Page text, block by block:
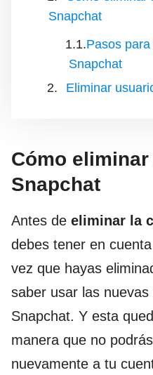
Snapchat
Pasos
Snapchat
Eliminar
Cómo
Snapchat
Antes de eliminar la
debes tener en
vez que hayas
saber usar las
Snapchat. Y esta
manera que no
nuevamente a tu